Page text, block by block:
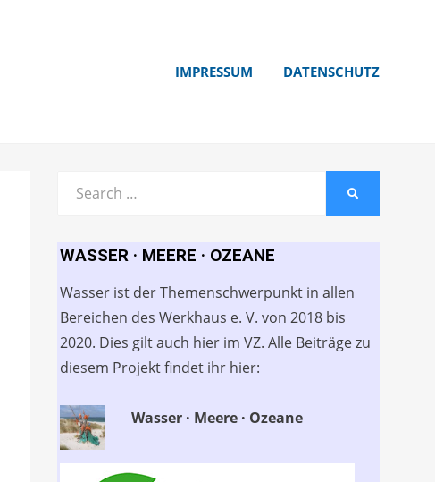
IMPRESSUM DATENSCHUTZ
WASSER · MEERE · OZEANE
Wasser ist der Themenschwerpunkt in allen
Bereichen des Werkhaus e. V. von 2018 bis
2020. Dies gilt auch hier im VZ. Alle Beiträge zu
diesem Projekt findet ihr hier:
Wasser · Meere · Ozeane